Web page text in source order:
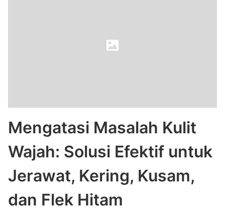
Mengatasi Masalah Kulit
Wajah: Solusi Efektif untuk
Jerawat, Kering, Kusam,
dan Flek Hitam